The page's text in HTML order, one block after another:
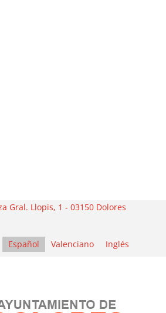
Gral. Llopis, 1 - 03150 Dolores
Español
Valenciano Inglés